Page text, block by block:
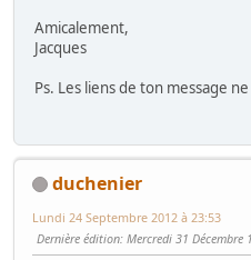
Amicalement,
Jacques
Ps. Les liens de ton message
duchenier
Lundi 24 Septembre 2012 à 23:53
Dernière édition: Mercredi 31 Décembre